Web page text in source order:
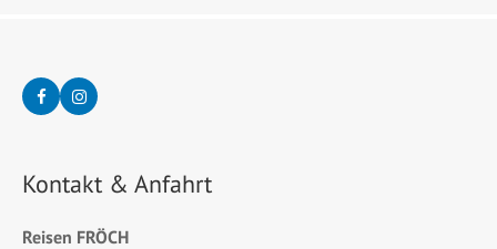
Kontakt & Anfahrt
Reisen FRÖCH